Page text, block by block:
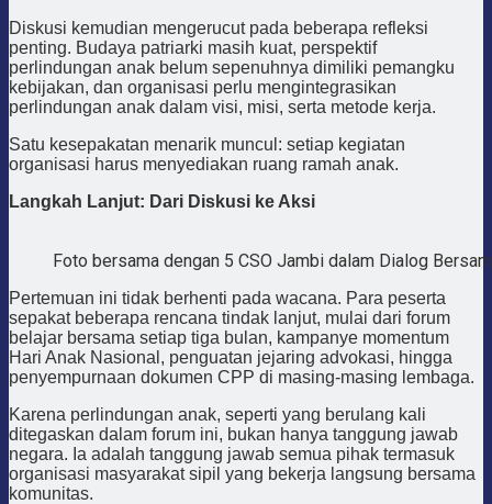
Diskusi kemudian mengerucut pada beberapa refleksi
penting. Budaya patriarki masih kuat, perspektif
perlindungan anak belum sepenuhnya dimiliki pemangku
kebijakan, dan organisasi perlu mengintegrasikan
perlindungan anak dalam visi, misi, serta metode kerja.
Satu kesepakatan menarik muncul: setiap kegiatan
organisasi harus menyediakan ruang ramah anak.
Langkah Lanjut: Dari Diskusi ke Aksi
Foto bersama dengan 5 CSO Jambi dalam Dialog
Pertemuan ini tidak berhenti pada wacana. Para peserta
sepakat beberapa rencana tindak lanjut, mulai dari forum
belajar bersama setiap tiga bulan, kampanye momentum
Hari Anak Nasional, penguatan jejaring advokasi, hingga
penyempurnaan dokumen CPP di masing-masing lembaga.
Karena perlindungan anak, seperti yang berulang kali
ditegaskan dalam forum ini, bukan hanya tanggung jawab
negara. Ia adalah tanggung jawab semua pihak termasuk
organisasi masyarakat sipil yang bekerja langsung bersama
komunitas.